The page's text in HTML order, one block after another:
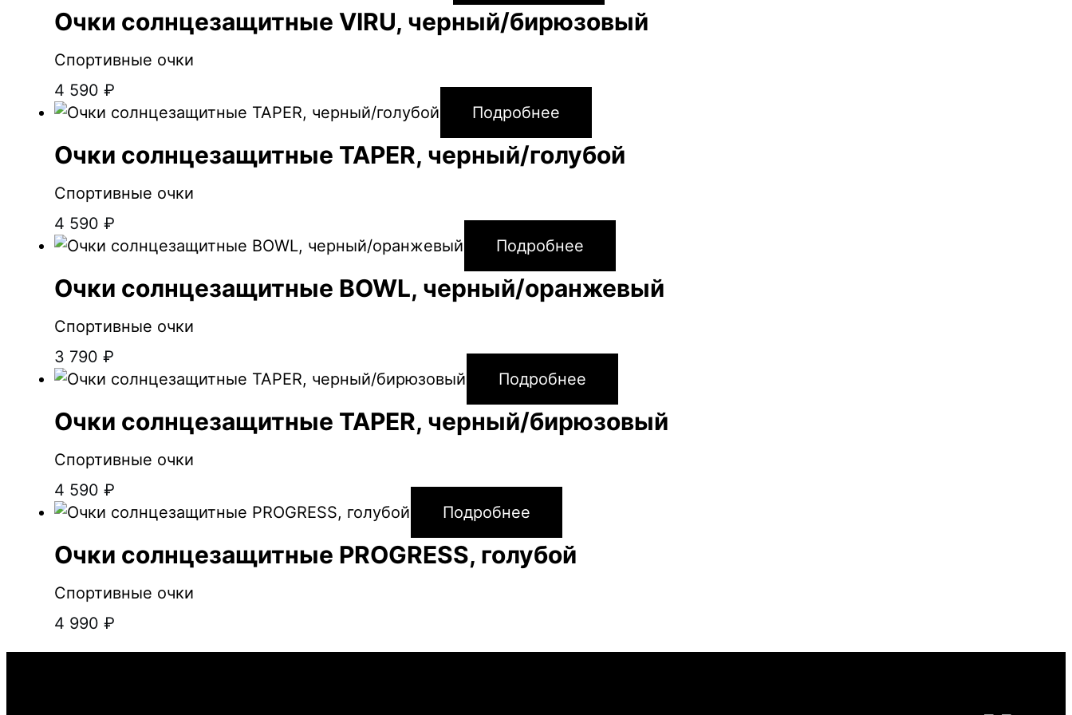
Очки солнцезащитные VIRU, черный/бирюзовый
Спортивные очки
4 590 ₽
Подробнее
Очки солнцезащитные TAPER, черный/голубой
Спортивные очки
4 590 ₽
Подробнее
Очки солнцезащитные BOWL, черный/оранжевый
Спортивные очки
3 790 ₽
Подробнее
Очки солнцезащитные TAPER, черный/бирюзовый
Спортивные очки
4 590 ₽
Подробнее
Очки солнцезащитные PROGRESS, голубой
Спортивные очки
4 990 ₽